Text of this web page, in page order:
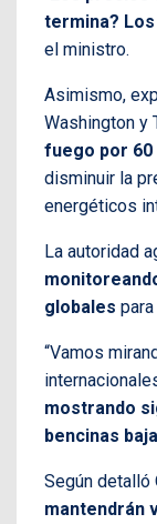
termina?
el ministro.
Asimismo,
Washington y
fuego por 60
disminuir la
energéticos
La autoridad
globales
“Vamos
mostrando
bencinas
Según detalló
mantendrán